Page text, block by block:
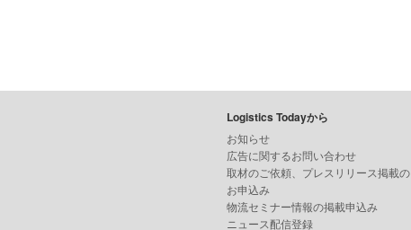
Logistics Todayから
お知らせ
広告に関するお問い合わせ
取材のご依頼、プレスリリース掲載の
お申込み
物流セミナー情報の掲載申込み
ニュース配信登録